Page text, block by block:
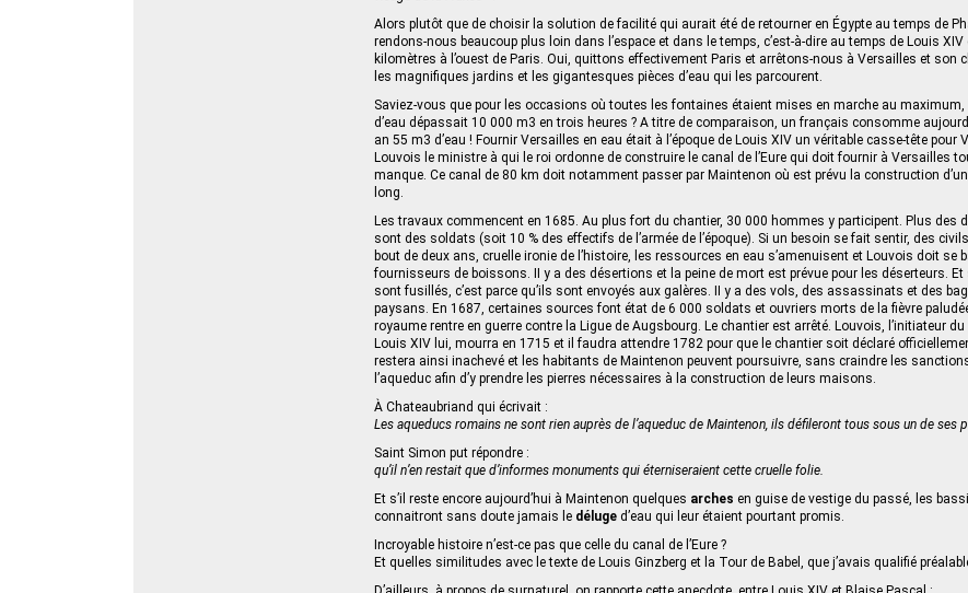
Alors plutôt que de choisir la solution de facilité qui aurait été de retourner en Égypte au temps de
rendons-nous beaucoup plus loin dans l’espace et dans le temps, c’est-à-dire au temps de Louis
kilomètres à l’ouest de Paris. Oui, quittons effectivement Paris et arrêtons-nous à Versailles et son
les magnifiques jardins et les gigantesques pièces d’eau qui les parcourent.
Saviez-vous que pour les occasions où toutes les fontaines étaient mises en marche au
d’eau dépassait 10 000 m3 en trois heures ? A titre de comparaison, un français consomme
an 55 m3 d’eau ! Fournir Versailles en eau était à l’époque de Louis XIV un véritable casse-tête pour
Louvois le ministre à qui le roi ordonne de construire le canal de l’Eure qui doit fournir à Versailles
manque. Ce canal de 80 km doit notamment passer par Maintenon où est prévu la construction
long.
Les travaux commencent en 1685. Au plus fort du chantier, 30 000 hommes y participent. Plus des
sont des soldats (soit 10 % des effectifs de l’armée de l’époque). Si un besoin se fait sentir, des
bout de deux ans, cruelle ironie de l’histoire, les ressources en eau s’amenuisent et Louvois doit se
fournisseurs de boissons. II y a des désertions et la peine de mort est prévue pour les déserteurs. Et
sont fusillés, c’est parce qu’ils sont envoyés aux galères. II y a des vols, des assassinats et des
paysans. En 1687, certaines sources font état de 6 000 soldats et ouvriers morts de la fièvre
royaume rentre en guerre contre la Ligue de Augsbourg. Le chantier est arrêté. Louvois, l’initiateur
Louis XIV lui, mourra en 1715 et il faudra attendre 1782 pour que le chantier soit déclaré
restera ainsi inachevé et les habitants de Maintenon peuvent poursuivre, sans craindre les
l’aqueduc afin d’y prendre les pierres nécessaires à la construction de leurs maisons.
À Chateaubriand qui écrivait :
Les aqueducs romains ne sont rien auprès de l’aqueduc de Maintenon, ils défileront tous sous un de ses
Saint Simon put répondre :
qu’il n’en restait que d’informes monuments qui éterniseraient cette cruelle folie.
Et s’il reste encore aujourd’hui à Maintenon quelques arches en guise de vestige du passé, les
connaitront sans doute jamais le déluge d’eau qui leur étaient pourtant promis.
Incroyable histoire n’est-ce pas que celle du canal de l’Eure ?
Et quelles similitudes avec le texte de Louis Ginzberg et la Tour de Babel, que j’avais qualifié